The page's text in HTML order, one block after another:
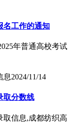
名工作的通知
年普通高校考试
息2024/11/14
取分数线
取信息,成都纺织高